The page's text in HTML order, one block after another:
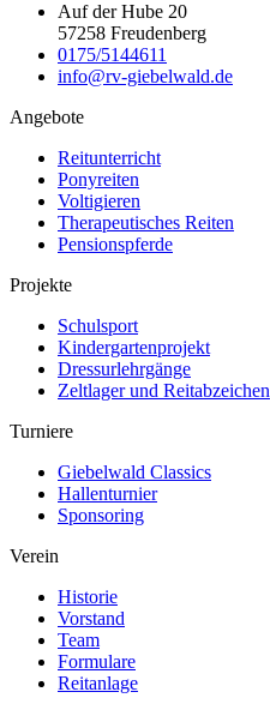
Auf der Hube 20
57258 Freudenberg
0175/5144611
info@rv-giebelwald.de
Angebote
Reitunterricht
Ponyreiten
Voltigieren
Therapeutisches Reiten
Pensionspferde
Projekte
Schulsport
Kindergartenprojekt
Dressurlehrgänge
Zeltlager und Reitabzeichen
Turniere
Giebelwald Classics
Hallenturnier
Sponsoring
Verein
Historie
Vorstand
Team
Formulare
Reitanlage